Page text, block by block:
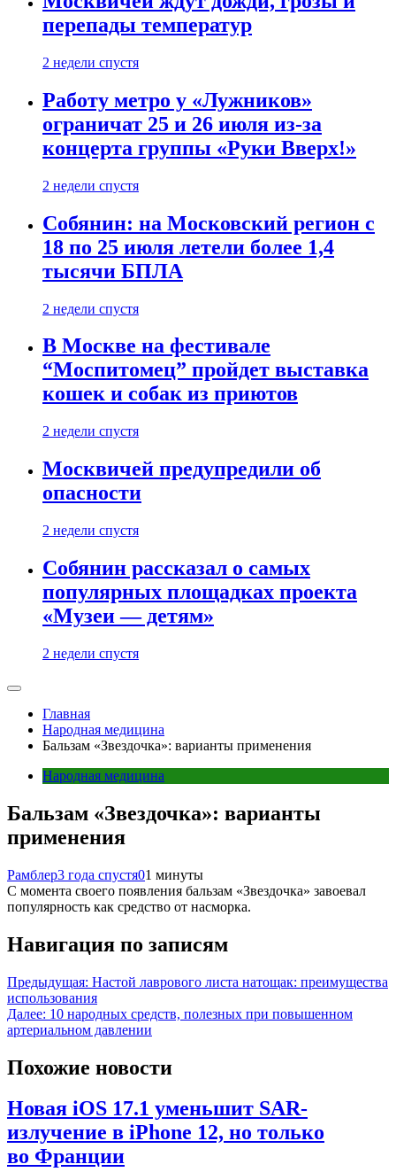
перепады температур
2 недели спустя
Работу метро у «Лужников»
ограничат 25 и 26 июля из-за
концерта группы «Руки Вверх!»
2 недели спустя
Собянин: на Московский регион с
18 по 25 июля летели более 1,4
тысячи БПЛА
2 недели спустя
В Москве на фестивале
“Моспитомец” пройдет выставка
кошек и собак из приютов
2 недели спустя
Москвичей предупредили об
опасности
2 недели спустя
Собянин рассказал о самых
популярных площадках проекта
«Музеи — детям»
2 недели спустя
Главная
Народная медицина
Бальзам «Звездочка»: варианты применения
Народная медицина
Бальзам «Звездочка»: варианты
применения
Рамблер3 года спустя01 минуты
С момента своего появления бальзам «Звездочка» завоевал
популярность как средство от насморка.
Навигация по записям
Предыдущая: Настой лаврового листа натощак: преимущества
использования
Далее: 10 народных средств, полезных при повышенном
артериальном давлении
Похожие новости
Новая iOS 17.1 уменьшит SAR-
излучение в iPhone 12, но только
во Франции